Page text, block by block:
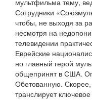
мультфильма тему,
Сотрудники
чтобы, не выходя за
несмотря на
телевидении
Еврейские
но главный герой
общепринят в США.
Обетованную.
транслирует